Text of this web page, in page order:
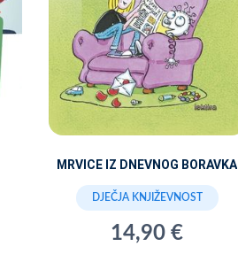
MRVICE IZ DNEVNOG BORAVKA
DJEČJA KNJIŽEVNOST
14,90 €